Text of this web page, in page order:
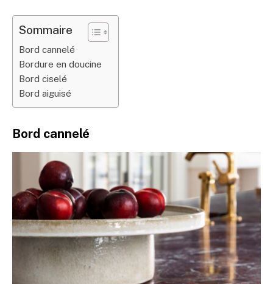
Sommaire
Bord cannelé
Bordure en doucine
Bord ciselé
Bord aiguisé
Bord cannelé